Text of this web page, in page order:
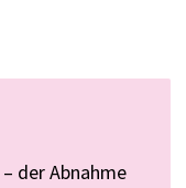
– der Abnahme